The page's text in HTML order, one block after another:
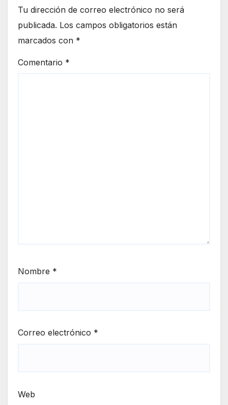
Tu dirección de correo electrónico no será
publicada. Los campos obligatorios están
marcados con *
Comentario *
Nombre *
Correo electrónico *
Web